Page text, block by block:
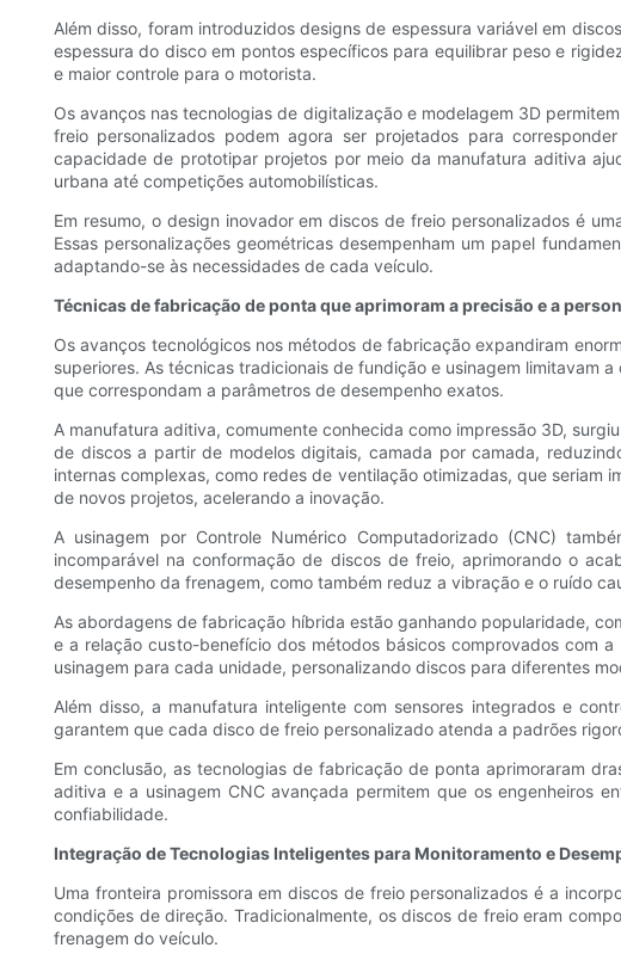
Além disso, foram introduzidos designs de espessura variável em
espessura do disco em pontos específicos para equilibrar peso e
e maior controle para o motorista.
Os avanços nas tecnologias de digitalização e modelagem 3D
freio personalizados podem agora ser projetados para
capacidade de prototipar projetos por meio da manufatura aditiva
urbana até competições automobilísticas.
Em resumo, o design inovador em discos de freio personalizados é
Essas personalizações geométricas desempenham um papel
adaptando-se às necessidades de cada veículo.
Técnicas de fabricação de ponta que aprimoram a precisão e a
Os avanços tecnológicos nos métodos de fabricação expandiram
superiores. As técnicas tradicionais de fundição e usinagem limitavam
que correspondam a parâmetros de desempenho exatos.
A manufatura aditiva, comumente conhecida como impressão 3D,
de discos a partir de modelos digitais, camada por camada,
internas complexas, como redes de ventilação otimizadas, que seriam
de novos projetos, acelerando a inovação.
A usinagem por Controle Numérico Computadorizado (CNC)
incomparável na conformação de discos de freio, aprimorando o
desempenho da frenagem, como também reduz a vibração e o ruído
As abordagens de fabricação híbrida estão ganhando popularidade,
e a relação custo-benefício dos métodos básicos comprovados com
usinagem para cada unidade, personalizando discos para diferentes
Além disso, a manufatura inteligente com sensores integrados e
garantem que cada disco de freio personalizado atenda a padrões
Em conclusão, as tecnologias de fabricação de ponta aprimoraram
aditiva e a usinagem CNC avançada permitem que os engenheiros
confiabilidade.
Integração de Tecnologias Inteligentes para Monitoramento e
Uma fronteira promissora em discos de freio personalizados é a
condições de direção. Tradicionalmente, os discos de freio eram
frenagem do veículo.